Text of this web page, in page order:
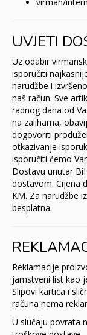
UVJETI
Uz odabir
isporučiti
narudžbe i
naš račun. Sve
radnog dana od
na zalihama,
dogovoriti
otkazivanje
isporučiti ćemo
Dostavu unutar
dostavom. Cijena
KM. Za narudžbe
besplatna.
Reklamacije
jamstveni list kao
Slipovi kartica i
računa nema
U slučaju povrata